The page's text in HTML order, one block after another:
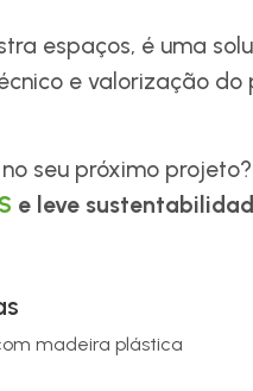
espaços, é uma
e valorização do
seu próximo projeto?
e leve
madeira plástica